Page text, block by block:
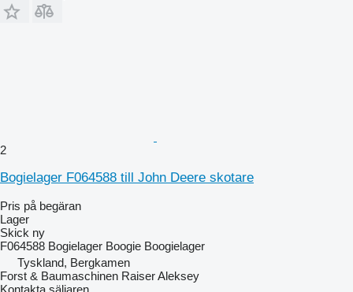
2
Bogielager F064588 till John Deere skotare
Pris på begäran
Lager
Skick ny
F064588 Bogielager Boogie Boogielager
Tyskland, Bergkamen
Forst & Baumaschinen Raiser Aleksey
Kontakta säljaren